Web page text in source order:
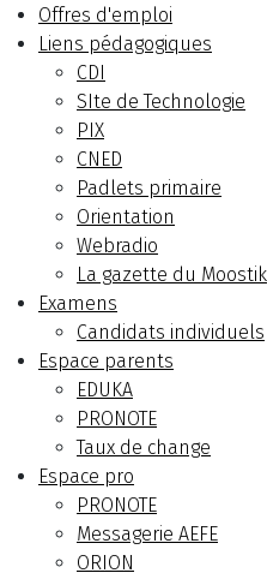
Offres d'emploi
Liens pédagogiques
CDI
SIte de Technologie
PIX
CNED
Padlets primaire
Orientation
Webradio
La gazette du Moostik
Examens
Candidats individuels
Espace parents
EDUKA
PRONOTE
Taux de change
Espace pro
PRONOTE
Messagerie AEFE
ORION